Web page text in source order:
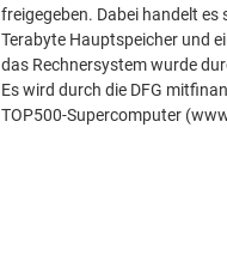
freigegeben. Dabei handelt
Terabyte Hauptspeicher und
das Rechnersystem wurde
Es wird durch die DFG
TOP500-Supercomputer